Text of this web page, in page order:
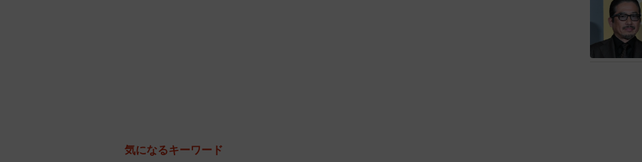
気になるキーワード